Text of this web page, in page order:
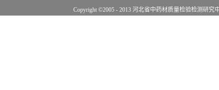
Copyright ©2005 - 2013 河北省中药材质量检验检测研究